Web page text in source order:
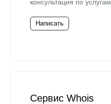
консультация по услугам.
Написать
Сервис Whois